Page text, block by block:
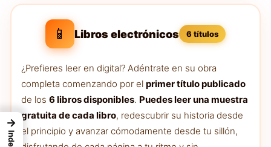
📱 Libros electrónicos 6 títulos
¿Prefieres leer en digital? Adéntrate en su obra
completa comenzando por el primer título publicado
de los 6 libros disponibles. Puedes leer una muestra
gratuita de cada libro, redescubrir su historia desde
el principio y avanzar cómodamente desde tu sillón,
→
Index